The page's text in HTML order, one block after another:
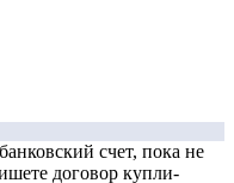
счет, пока не
договор купли-